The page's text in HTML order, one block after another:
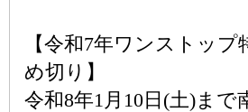
【令和7年ワンストップ
め切り】
令和8年1月10日(土)まで